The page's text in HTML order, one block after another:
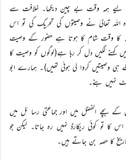
لیے ہمہ وقت بے چین دیکھا۔ خلافت سے
اللہ تعالیٰ نے وصیتوں کی تحریک کی تو اس
کا وقت شام کا ہوتا ہے حضور کے وصیت
کہنے لگیں دل کر رہا ہے(لوگوں کو وصیت کا
ہی وصیتیں کروا لی ہوئی تھیں)۔ ہمارے ابو
نہیں بنے۔
بچے الفضل میں اور جماعتی رسا ئل میں
کا تو کوئی ریکارڈ نہیں رہ جاتا۔ لیکن جو
کا حصہ بن جاتے ہیں۔